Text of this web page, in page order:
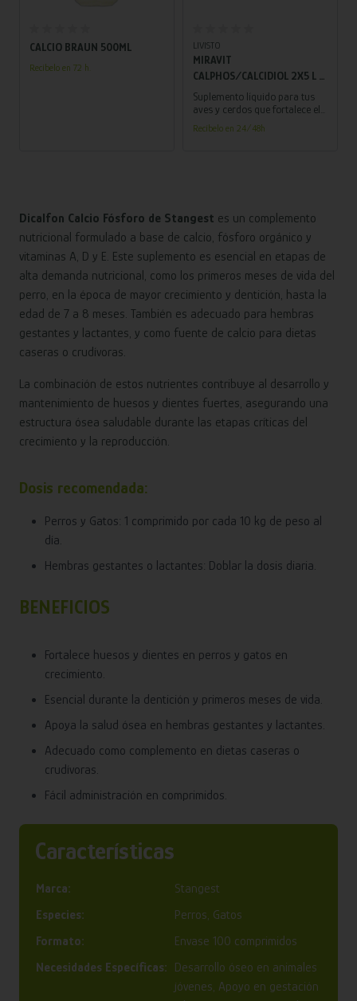
CALCIO BRAUN 500ML
Recíbelo en 72 h.
LIVISTO
MIRAVIT
CALPHOS/CALCIDIOL 2X5 L –
SUPLEMENTO LÍQUIDO PARA
AVES Y CERDOS, FORTALECE
DESARROLLO ÓSEO Y
Suplemento líquido para tus
aves y cerdos que fortalece el
desarrollo óseo y muscular,
promoviendo un crecimiento
Recíbelo en 24/48h
Dicalfon Calcio Fósforo de Stangest es un complemento
nutricional formulado a base de calcio, fósforo orgánico y
vitaminas A, D y E. Este suplemento es esencial en etapas de
alta demanda nutricional, como los primeros meses de vida del
perro, en la época de mayor crecimiento y dentición, hasta la
edad de 7 a 8 meses. También es adecuado para hembras
gestantes y lactantes, y como fuente de calcio para dietas
caseras o crudívoras.
La combinación de estos nutrientes contribuye al desarrollo y
mantenimiento de huesos y dientes fuertes, asegurando una
estructura ósea saludable durante las etapas críticas del
crecimiento y la reproducción.
Dosis recomendada:
Perros y Gatos: 1 comprimido por cada 10 kg de peso al
día.
Hembras gestantes o lactantes: Doblar la dosis diaria.
BENEFICIOS
Fortalece huesos y dientes en perros y gatos en
crecimiento.
Esencial durante la dentición y primeros meses de vida.
Apoya la salud ósea en hembras gestantes y lactantes.
Adecuado como complemento en dietas caseras o
crudívoras.
Fácil administración en comprimidos.
Características
Marca:
Stangest
Especies:
Perros, Gatos
Formato:
Envase 100 comprimidos
Necesidades Específicas:
Desarrollo óseo en animales
jóvenes, Apoyo en gestación